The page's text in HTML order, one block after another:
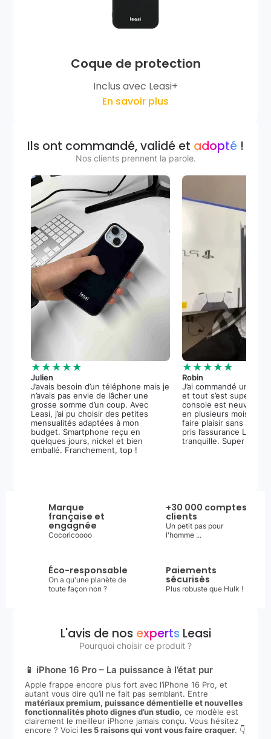
Coque de protection
Inclus avec Leasi+
En savoir plus
Ils ont commandé, validé et adopté !
Nos clients prennent la parole.
★★★★★
Julien
J’avais besoin d’un téléphone mais je
n’avais pas envie de lâcher une
grosse somme d’un coup. Avec
Leasi, j’ai pu choisir des petites
mensualités adaptées à mon
budget. Smartphone reçu en
quelques jours, nickel et bien
emballé. Franchement, top !
★★★★★
Robin
J’ai commandé une
et tout s’est super
console est neuve, et
en plusieurs mois m’a
faire plaisir sans stress.
pris l’assurance
tranquille. Super
Marque
française et
engagnée
Cocoricoooo
+30 000 comptes
clients
Un petit pas pour
l'homme ...
Éco-responsable
On a qu'une planète de
toute façon non ?
Paiements
sécurisés
Plus robuste que Hulk !
L'avis de nos expertsLeasi
Pourquoi choisir ce produit ?
📱 iPhone 16 Pro – La puissance à l’état pur
Apple frappe encore plus fort avec l’iPhone 16 Pro, et
autant vous dire qu’il ne fait pas semblant. Entre
matériaux premium, puissance démentielle et nouvelles
fonctionnalités photo dignes d’un studio, ce modèle est
clairement le meilleur iPhone jamais conçu. Vous hésitez
encore ? Voici les 5 raisons qui vont vous faire craquer. 👇